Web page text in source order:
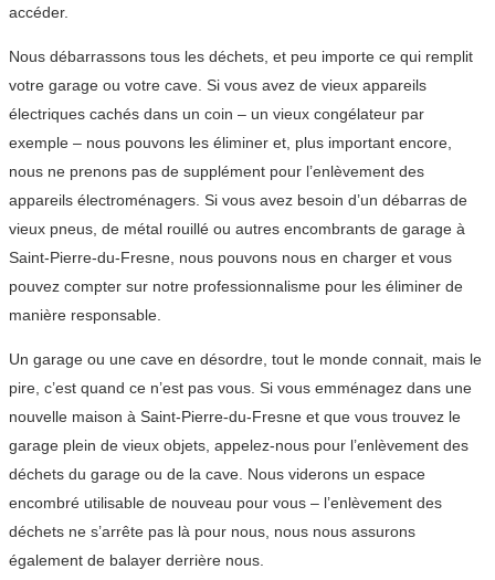
accéder.
Nous débarrassons tous les déchets, et peu importe ce qui remplit
votre garage ou votre cave. Si vous avez de vieux appareils
électriques cachés dans un coin – un vieux congélateur par
exemple – nous pouvons les éliminer et, plus important encore,
nous ne prenons pas de supplément pour l’enlèvement des
appareils électroménagers. Si vous avez besoin d’un débarras de
vieux pneus, de métal rouillé ou autres encombrants de garage à
Saint-Pierre-du-Fresne, nous pouvons nous en charger et vous
pouvez compter sur notre professionnalisme pour les éliminer de
manière responsable.
Un garage ou une cave en désordre, tout le monde connait, mais le
pire, c’est quand ce n’est pas vous. Si vous emménagez dans une
nouvelle maison à Saint-Pierre-du-Fresne et que vous trouvez le
garage plein de vieux objets, appelez-nous pour l’enlèvement des
déchets du garage ou de la cave. Nous viderons un espace
encombré utilisable de nouveau pour vous – l’enlèvement des
déchets ne s’arrête pas là pour nous, nous nous assurons
également de balayer derrière nous.